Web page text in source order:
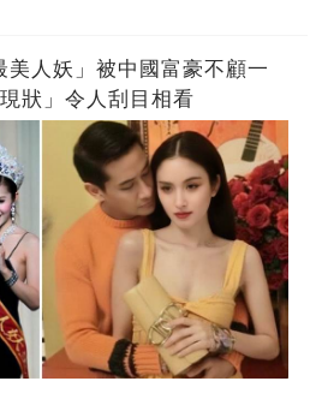
美人妖」被中國富豪不顧一
狀」令人刮目相看